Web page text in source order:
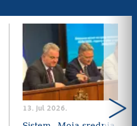
13. jul 2026.